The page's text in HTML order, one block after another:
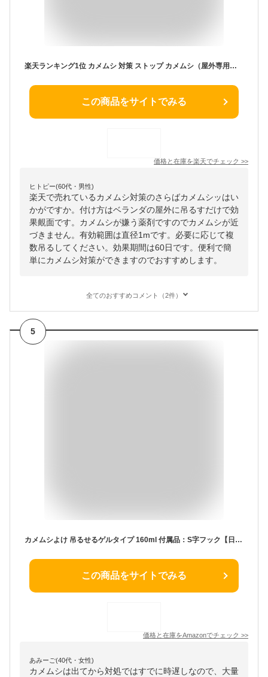
楽天ランキング1位 カメムシ 対策 ストップ カメムシ（屋外専用）【カメムシ 対策 寄せ付けない 忌避 洗濯物 洗濯 物 グッズ 吊るす 寄せ付け ない 忌避剤 寄って こない 方法 除け グッズ カメムシが嫌がる 嫌がる 匂い 避け よけ ベランダ 退治 網戸 撃退 剤 メール便】
この商品をサイトでみる
価格と在庫を楽天でチェック >>
ヒトピー(60代・男性)
楽天で売れているカメムシ対策のさらばカメムシッはい
かがですか。付け方はベランダの屋外に吊るすだけで効
果覿面です。カメムシが嫌う薬剤ですのでカメムシが近
づきません。有効範囲は直径1mです。必要に応じて複
数吊るしてください。効果期間は60日です。便利で簡
単にカメムシ対策ができますのでおすすめします。
全てのおすすめコメント（2件）
5
カメムシよけ 吊るせるゲルタイプ 160ml 付属品：S字フック【日本製】【カメムシ対策】
この商品をサイトでみる
価格と在庫をAmazonでチェック >>
あみーご(40代・女性)
カメムシは出てから対処ではすでに時遅しなので、大量